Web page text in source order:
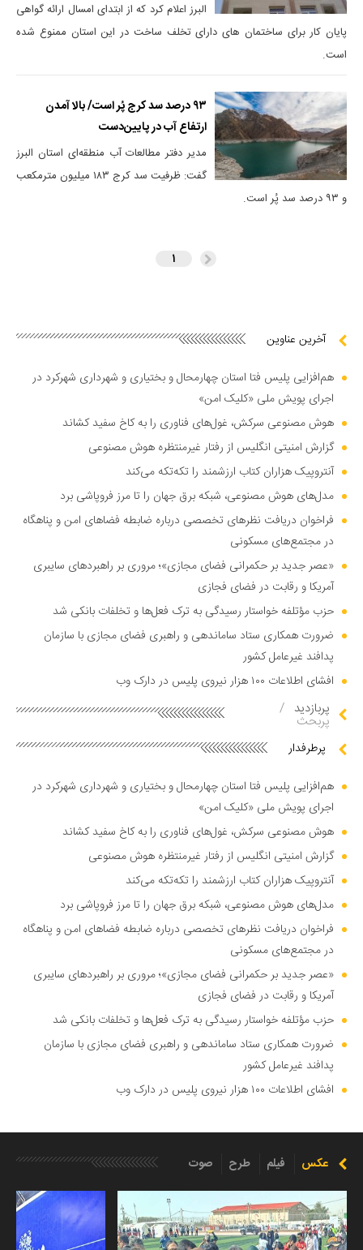
البرز اعلام کرد که از ابتدای امسال ارائه گواهی
پایان کار برای ساختمان های دارای تخلف ساخت در این استان ممنوع شده
است.
۹۳ درصد سد کرج پُر است/ بالا آمدن
ارتفاع آب در پایین‌دست
مدیر دفتر مطالعات آب منطقه‌ای استان البرز
گفت: ظرفیت سد کرج ۱۸۳ میلیون مترمکعب
و ۹۳ درصد سد پُر است.
۱
آخرین عناوین
هم‌افزایی پلیس فتا استان چهارمحال و بختیاری و شهرداری شهرکرد در
اجرای پویش ملی «کلیک امن»
هوش مصنوعی سرکش، غول‌های فناوری را به کاخ سفید کشاند
گزارش امنیتی انگلیس از رفتار غیرمنتظره هوش مصنوعی
آنتروپیک هزاران کتاب ارزشمند را تکه‌تکه می‌کند
مدل‌های هوش مصنوعی، شبکه برق جهان را تا مرز فروپاشی برد
فراخوان دریافت نظر‌های تخصصی درباره ضابطه فضا‌های امن و پناهگاه
در مجتمع‌های مسکونی
«عصر جدید بر حکمرانی فضای مجازی»؛ مروری بر راهبرد‌های سایبری
آمریکا و رقابت در فضای فجازی
حزب مؤتلفه خواستار رسیدگی به ترک فعل‌ها و تخلفات بانکی شد
ضرورت همکاری ستاد ساماندهی و راهبری فضای مجازی با سازمان
پدافند غیرعامل کشور
افشای اطلاعات ۱۰۰ هزار نیروی پلیس در دارک وب
پربازدید /
پربحث
پرطرفدار
هم‌افزایی پلیس فتا استان چهارمحال و بختیاری و شهرداری شهرکرد در
اجرای پویش ملی «کلیک امن»
هوش مصنوعی سرکش، غول‌های فناوری را به کاخ سفید کشاند
گزارش امنیتی انگلیس از رفتار غیرمنتظره هوش مصنوعی
آنتروپیک هزاران کتاب ارزشمند را تکه‌تکه می‌کند
مدل‌های هوش مصنوعی، شبکه برق جهان را تا مرز فروپاشی برد
فراخوان دریافت نظر‌های تخصصی درباره ضابطه فضا‌های امن و پناهگاه
در مجتمع‌های مسکونی
«عصر جدید بر حکمرانی فضای مجازی»؛ مروری بر راهبرد‌های سایبری
آمریکا و رقابت در فضای فجازی
حزب مؤتلفه خواستار رسیدگی به ترک فعل‌ها و تخلفات بانکی شد
ضرورت همکاری ستاد ساماندهی و راهبری فضای مجازی با سازمان
پدافند غیرعامل کشور
افشای اطلاعات ۱۰۰ هزار نیروی پلیس در دارک وب
عکس فیلم طرح صوت